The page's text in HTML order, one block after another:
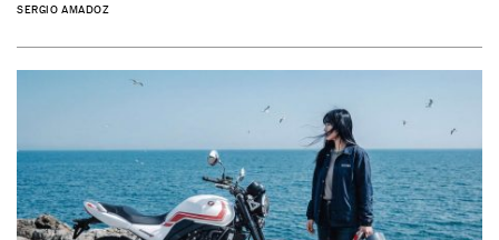
SERGIO AMADOZ